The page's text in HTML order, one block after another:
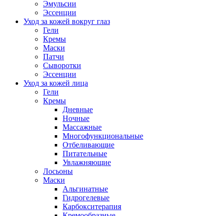
Эмульсии
Эссенции
Уход за кожей вокруг глаз
Гели
Кремы
Маски
Патчи
Сыворотки
Эссенции
Уход за кожей лица
Гели
Кремы
Дневные
Ночные
Массажные
Многофункциональные
Отбеливающие
Питательные
Увлажняющие
Лосьоны
Маски
Альгинатные
Гидрогелевые
Карбокситерапия